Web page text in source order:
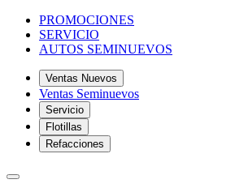
PROMOCIONES
SERVICIO
AUTOS SEMINUEVOS
Ventas Nuevos
Ventas Seminuevos
Servicio
Flotillas
Refacciones